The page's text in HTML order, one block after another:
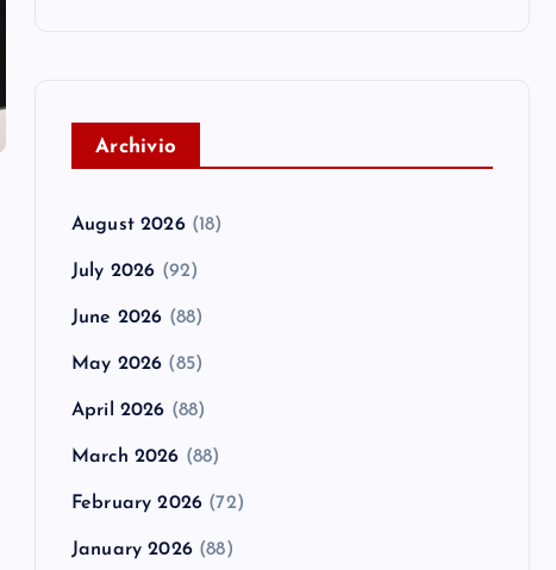
Archivio
August 2026(18)
July 2026 (92)
June 2026 (88)
May 2026 (85)
April 2026 (88)
March 2026 (88)
February 2026 (72)
January 2026(88)